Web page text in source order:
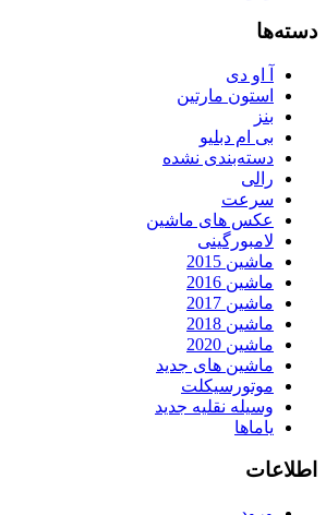
دسته‌ها
آ او دی
استون مارتین
بنز
بی ام دبلیو
دسته‌بندی نشده
رالی
سرعت
عکس های ماشین
لامبورگینی
ماشین 2015
ماشین 2016
ماشین 2017
ماشین 2018
ماشین 2020
ماشین های جدید
موتورسیکلت
وسیله نقلیه جدید
یاماها
اطلاعات